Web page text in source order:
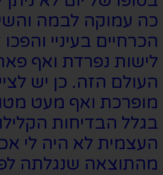
כה עמוקה לבמה
הכרחיים בעיניי
לישות נפרדת ואף
העולם הזה. כן יש
מופרכת ואף מעט
בגלל הבדיחות
העצמית לא היה לי
מהתוצאה שנגלתה